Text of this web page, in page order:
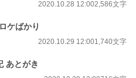
2020.10.28 12:002,586文字
ケばかり
2020.10.29 12:001,740文字
あとがき